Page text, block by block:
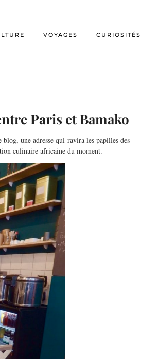
VOYAGES CURIOSITÉS
Paris et Bamako
une adresse qui ravira les papilles des
culinaire africaine du moment.